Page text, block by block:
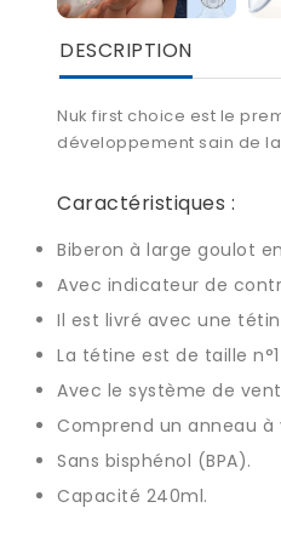
DESCRIPTION
Nuk first choice est le
développement sain de
Caractéristiques :
Biberon à large goulot
Avec indicateur de
Il est livré avec une
La tétine est de taille
Avec le système de
Comprend un anneau
Sans bisphénol (BPA).
Capacité 240ml.